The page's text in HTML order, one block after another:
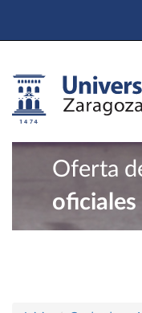
Oferta
oficiales